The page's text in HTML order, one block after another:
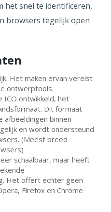
het snel te identificeren,
browsers tegelijk open
Het maken ervan vereist
ontwerptools.
ICO ontwikkeld, het
Dit formaat
afbeeldingen binnen
en wordt ondersteund
(Meest breed
schaalbaar, maar heeft
Het offert echter geen
Firefox en Chrome